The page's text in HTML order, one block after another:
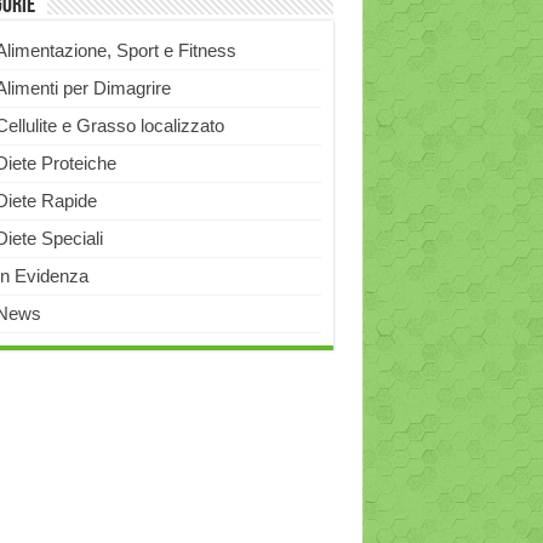
Sport e Fitness
per Dimagrire
e Grasso localizzato
Proteiche
Rapide
Speciali
Evidenza